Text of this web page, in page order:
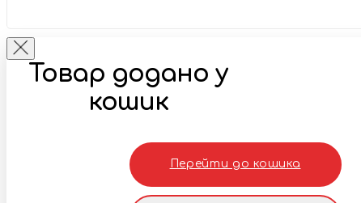
Товар додано у
кошик
Перейти до кошика